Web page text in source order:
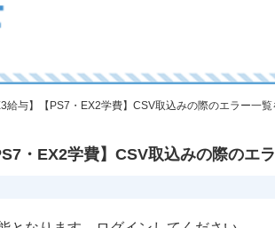
給与】【PS7・EX2学費】CSV取込みの際のエラー一覧
・EX2学費】CSV取込みの際のエ